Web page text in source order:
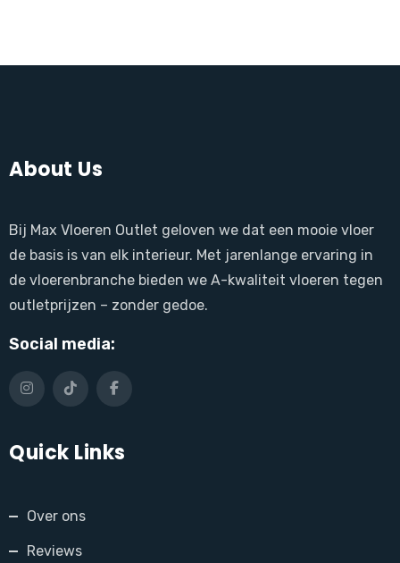
About Us
Bij Max Vloeren Outlet geloven we dat een mooie vloer
de basis is van elk interieur. Met jarenlange ervaring in
de vloerenbranche bieden we A-kwaliteit vloeren tegen
outletprijzen – zonder gedoe.
Social media:
Quick Links
Over ons
Reviews